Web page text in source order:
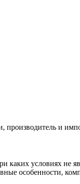
и
условиях не
особенности,